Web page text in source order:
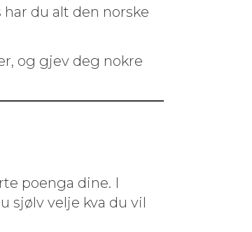
du alt den norske
og gjev deg nokre
poen­ga dine. I
sjølv vel­je kva du vil